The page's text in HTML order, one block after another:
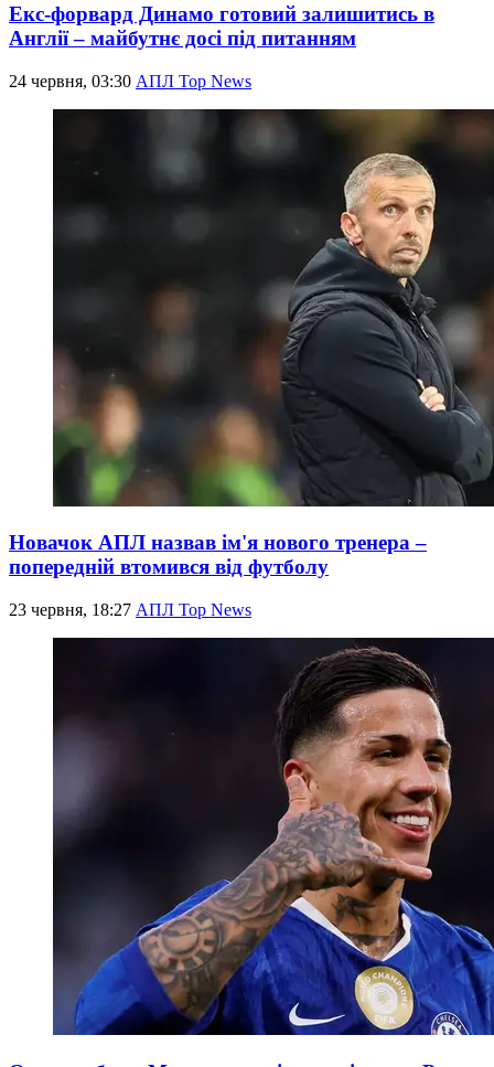
Екс-форвард Динамо готовий залишитись в
Англії – майбутнє досі під питанням
24 червня, 03:30 АПЛ Top News
Новачок АПЛ назвав ім'я нового тренера –
попередній втомився від футболу
23 червня, 18:27 АПЛ Top News